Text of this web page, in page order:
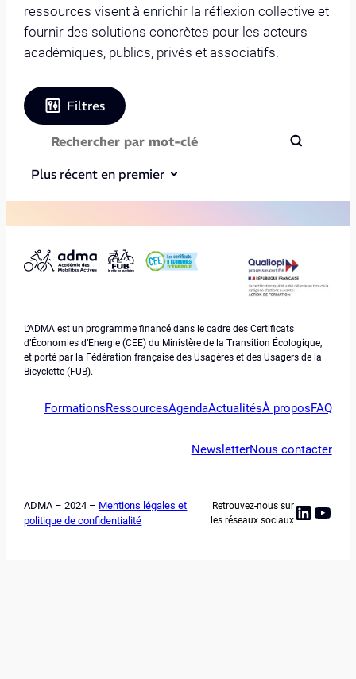
ressources visent à enrichir la réflexion collective et
fournir des solutions concrètes pour les acteurs
académiques, publics, privés et associatifs.
Filtres
Plus récent en premier
L’ADMA est un programme financé dans le cadre des Certificats
d’Économies d’Energie (CEE) du Ministère de la Transition Écologique,
et porté par la Fédération française des Usagères et des Usagers de la
Bicyclette (FUB).
FormationsRessourcesAgendaActualitésÀ proposFAQ
NewsletterNous contacter
ADMA – 2024 – Mentions légales et
politique de confidentialité
Retrouvez-nous sur
les réseaux sociaux